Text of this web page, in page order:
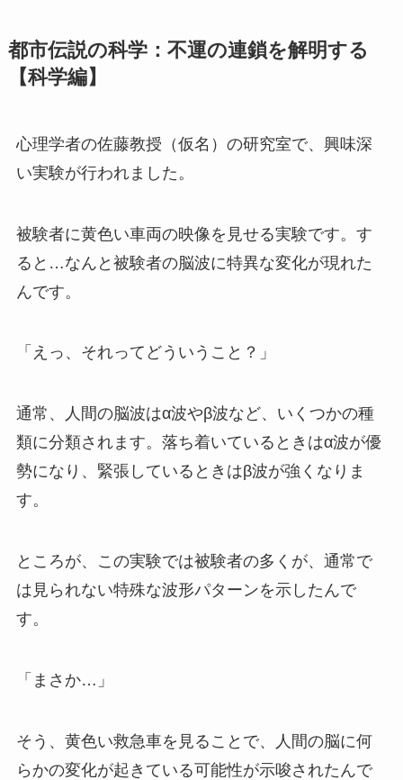
都市伝説の科学：不運の連鎖を解明する
【科学編】
心理学者の佐藤教授（仮名）の研究室で、興味深
い実験が行われました。
被験者に黄色い車両の映像を見せる実験です。す
ると…なんと被験者の脳波に特異な変化が現れた
んです。
「えっ、それってどういうこと？」
通常、人間の脳波はα波やβ波など、いくつかの種
類に分類されます。落ち着いているときはα波が優
勢になり、緊張しているときはβ波が強くなりま
す。
ところが、この実験では被験者の多くが、通常で
は見られない特殊な波形パターンを示したんで
す。
「まさか…」
そう、黄色い救急車を見ることで、人間の脳に何
らかの変化が起きている可能性が示唆されたんで